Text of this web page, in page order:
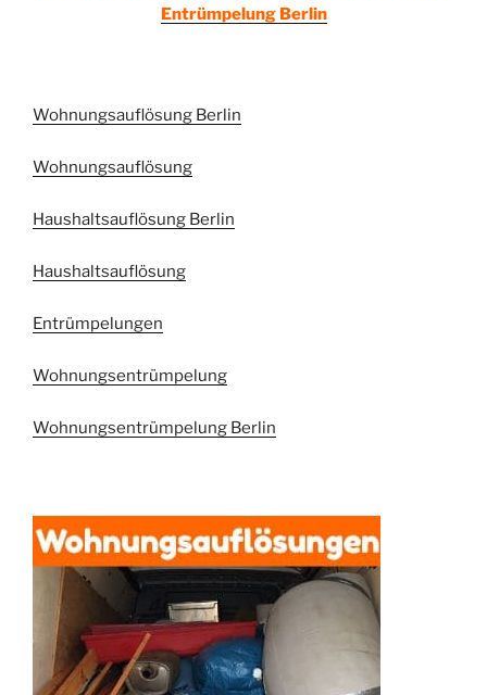
Entrümpelung Berlin
Wohnungsauflösung Berlin
Wohnungsauflösung
Haushaltsauflösung Berlin
Haushaltsauflösung
Entrümpelungen
Wohnungsentrümpelung
Wohnungsentrümpelung Berlin